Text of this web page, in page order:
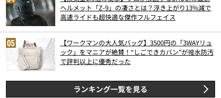
ヘルメット「Z-9」の凄さとは？浮き上がり13%減で
高速ライドも超快適な傑作フルフェイス
【ワークマンの大人気バッグ】3500円の「3WAYリュ
ック」をマニアが絶賛！“しごできカバン”が撥水防汚
で評判以上に優秀だった
ランキング一覧を見る